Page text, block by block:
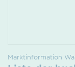
Marktinformation